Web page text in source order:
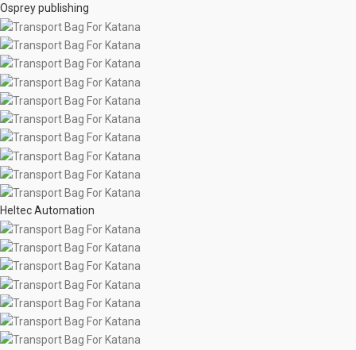
Osprey publishing
Heltec Automation